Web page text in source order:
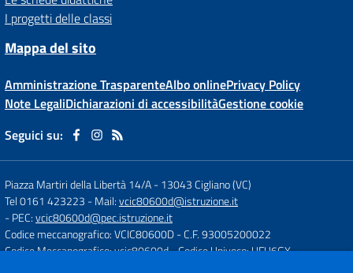
I progetti delle classi
Mappa del sito
Amministrazione TrasparenteAlbo onlinePrivacy Policy
Note LegaliDichiarazioni di accessibilitàGestione cookie
Seguici su:
Piazza Martiri della Libertà 14/A-13043 Cigliano (VC)
Tel 0161 423223 - Mail:vcic80600d@istruzione.it
- PEC:vcic80600d@pec.istruzione.it
Codice meccanografico: VCIC80600D- C.F. 93005200022
Codice Meccanografico: vcic80600d- Codice Univoco: UFU6GX